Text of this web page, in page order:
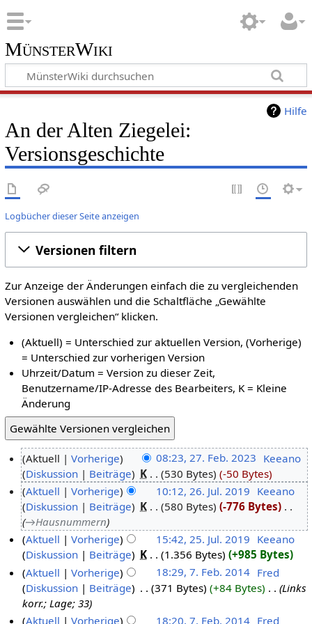
MünsterWiki
Hilfe
An der Alten Ziegelei:
Versionsgeschichte
Logbücher dieser Seite anzeigen
Versionen filtern
Zur Anzeige der Änderungen einfach die zu vergleichenden
Versionen auswählen und die Schaltfläche „Gewählte
Versionen vergleichen“ klicken.
(Aktuell) = Unterschied zur aktuellen Version, (Vorherige)
= Unterschied zur vorherigen Version
Uhrzeit/Datum = Version zu dieser Zeit,
Benutzername/IP-Adresse des Bearbeiters, K = Kleine
Änderung
Aktuell Vorherige 08:23, 27. Feb. 2023 Keeano
Diskussion
Beiträge K 530 Bytes
-50 Bytes
Aktuell
Vorherige 10:12, 26. Jul. 2019 Keeano
Diskussion
Beiträge K 580 Bytes -776 Bytes
→‎Hausnummern
Aktuell
Vorherige 15:42, 25. Jul. 2019 Keeano
Diskussion
Beiträge K 1.356 Bytes
+985 Bytes
Aktuell
Vorherige 18:29, 7. Feb. 2014‎ Fred
Diskussion
Beiträge 371 Bytes +84 Bytes
Links
korr.; Lage; 33
Aktuell
Vorherige 18:20, 7. Feb. 2014‎ Fred